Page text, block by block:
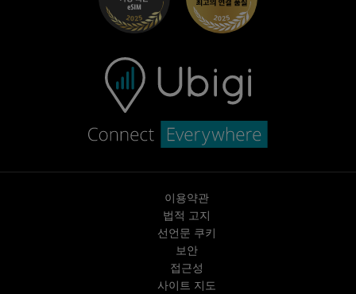
이용약관
법적 고지
선언문 쿠키
보안
접근성
사이트 지도